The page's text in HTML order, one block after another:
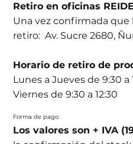
Retiro en oficinas
Una vez confirmada que
retiro: Av. Sucre 2680,
Horario de retiro de
Lunes a Jueves de 9:30 a
Viernes de 9:30 a 12:30
Forma de pago
Los valores son + IVA